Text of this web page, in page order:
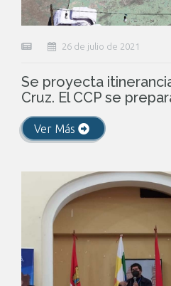
26 de julio de 2021
Se proyecta
Cruz. El CCP se
Ver Más